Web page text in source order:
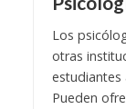
Los
otras
estudiantes
Pueden